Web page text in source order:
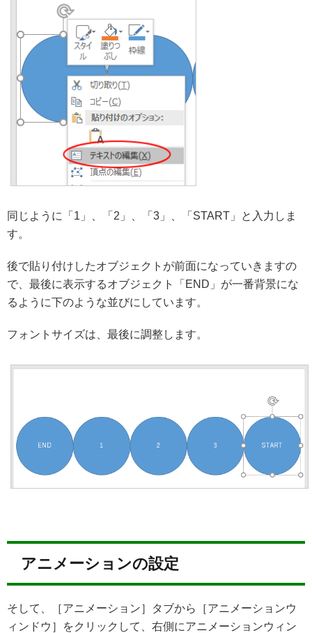
同じように「1」、「2」、「3」、「START」と入力しま
す。
後で貼り付けしたオブジェクトが前面になっていきますの
で、最後に表示するオブジェクト「END」が一番背景にな
るように下のような並びにしています。
フォントサイズは、最後に調整します。
アニメーションの設定
そして、［アニメーション］タブから［アニメーションウ
ィンドウ］をクリックして、右側にアニメーションウィン